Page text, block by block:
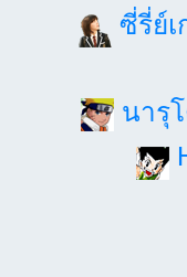
ซี่รี่ย์เ
นารุ